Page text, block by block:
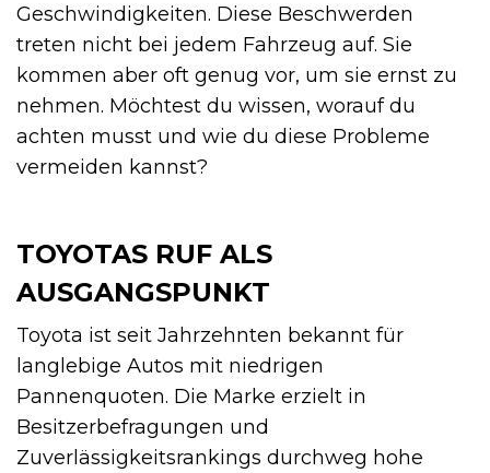
Geschwindigkeiten. Diese Beschwerden
treten nicht bei jedem Fahrzeug auf. Sie
kommen aber oft genug vor, um sie ernst zu
nehmen. Möchtest du wissen, worauf du
achten musst und wie du diese Probleme
vermeiden kannst?
TOYOTAS RUF ALS
AUSGANGSPUNKT
Toyota ist seit Jahrzehnten bekannt für
langlebige Autos mit niedrigen
Pannenquoten. Die Marke erzielt in
Besitzerbefragungen und
Zuverlässigkeitsrankings durchweg hohe